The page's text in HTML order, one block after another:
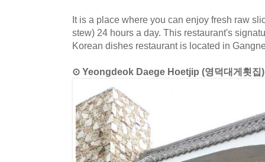
It is a place where you can enjoy fresh raw
stew) 24 hours a day. This restaurant's
Korean dishes restaurant is located in
⊙ Yeongdeok Daege Hoetjip (영덕대게횟집)